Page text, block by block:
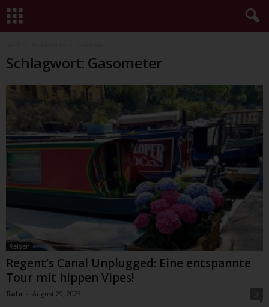
Schlagwort: Gasometer
Reisen
Regent’s Canal Unplugged: Eine entspannte
Tour mit hippen Vipes!
fiala - August 29, 2023